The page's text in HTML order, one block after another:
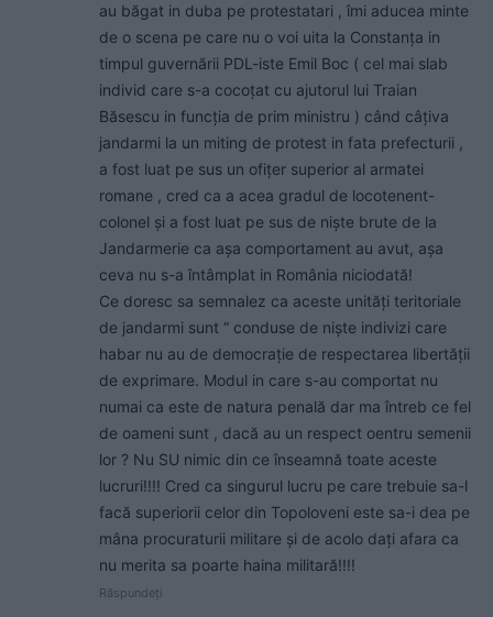
au băgat in duba pe protestatari , îmi aducea minte
de o scena pe care nu o voi uita la Constanța in
timpul guvernării PDL-iste Emil Boc ( cel mai slab
individ care s-a cocoțat cu ajutorul lui Traian
Băsescu in funcția de prim ministru ) când câțiva
jandarmi la un miting de protest in fata prefecturii ,
a fost luat pe sus un ofițer superior al armatei
romane , cred ca a acea gradul de locotenent-
colonel și a fost luat pe sus de niște brute de la
Jandarmerie ca așa comportament au avut, așa
ceva nu s-a întâmplat in România niciodată!
Ce doresc sa semnalez ca aceste unități teritoriale
de jandarmi sunt “ conduse de niște indivizi care
habar nu au de democrație de respectarea libertății
de exprimare. Modul in care s-au comportat nu
numai ca este de natura penală dar ma întreb ce fel
de oameni sunt , dacă au un respect oentru semenii
lor ? Nu SU nimic din ce înseamnă toate aceste
lucruri!!!! Cred ca singurul lucru pe care trebuie sa-l
facă superiorii celor din Topoloveni este sa-i dea pe
mâna procuraturii militare și de acolo dați afara ca
nu merita sa poarte haina militară!!!!
Răspundeți